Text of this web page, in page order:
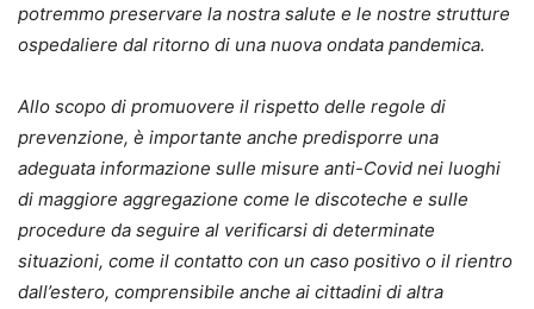
potremmo preservare la nostra salute e le nostre strutture
ospedaliere dal ritorno di una nuova ondata pandemica.
Allo scopo di promuovere il rispetto delle regole di
prevenzione, è importante anche predisporre una
adeguata informazione sulle misure anti-Covid nei luoghi
di maggiore aggregazione come le discoteche e sulle
procedure da seguire al verificarsi di determinate
situazioni, come il contatto con un caso positivo o il rientro
dall’estero, comprensibile anche ai cittadini di altra